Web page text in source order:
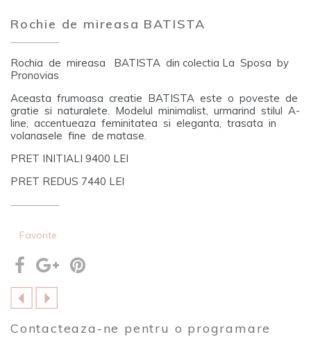
Rochie de mireasa BATISTA
Rochia de mireasa BATISTA din colectia La Sposa by
Pronovias
Aceasta frumoasa creatie BATISTA este o poveste de
gratie si naturalete. Modelul minimalist, urmarind stilul A-
line, accentueaza feminitatea si eleganta, trasata in
volanasele fine de matase.
PRET INITIALI 9400 LEI
PRET REDUS 7440 LEI
Favorite
Contacteaza-ne pentru o programare